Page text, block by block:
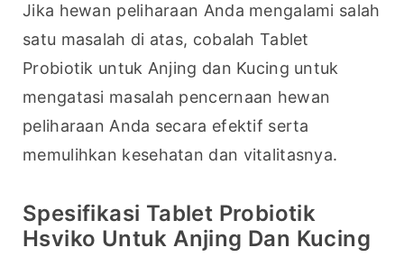
Jika hewan peliharaan Anda mengalami salah
satu masalah di atas, cobalah Tablet
Probiotik untuk Anjing dan Kucing untuk
mengatasi masalah pencernaan hewan
peliharaan Anda secara efektif serta
memulihkan kesehatan dan vitalitasnya.
Spesifikasi Tablet Probiotik
Hsviko Untuk Anjing Dan Kucing